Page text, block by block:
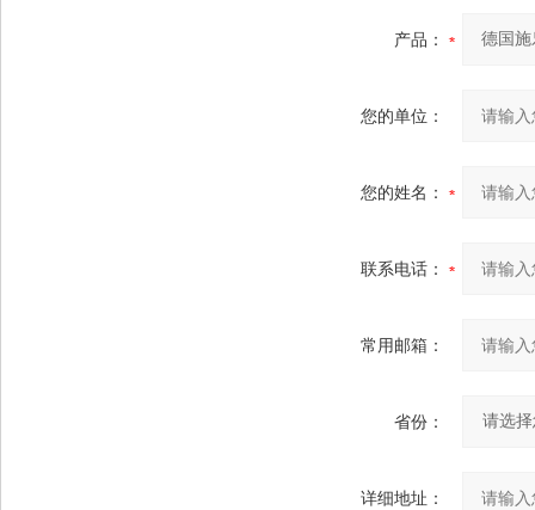
产品：
您的单位：
您的姓名：
联系电话：
常用邮箱：
省份：
详细地址：